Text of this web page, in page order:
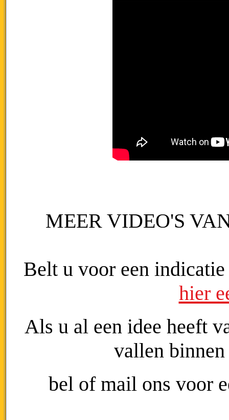
MEER VIDEO'S
Belt u voor een
hier
Als u al een idee heeft
vallen
bel of mail ons voor